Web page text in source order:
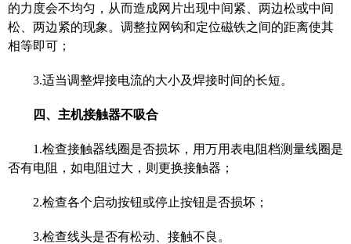
的力度会不均匀，从而造成网片出现中间紧、两边松或中间
松、两边紧的现象。调整拉网钩和定位磁铁之间的距离使其
相等即可；
3.适当调整焊接电流的大小及焊接时间的长短。
四、 主机接触器不吸合
1.检查接触器线圈是否损坏，用万用表电阻档测量线圈是
否有电阻，如电阻过大，则更换接触器；
2.检查各个启动按钮或停止按钮是否损坏；
3.检查线头是否有松动、接触不良。